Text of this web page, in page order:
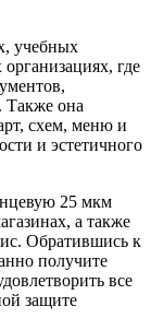
учебных
где
Также она
схем, меню и
и эстетичного
25 мкм
а также
Обратившись к
получите
все
защите